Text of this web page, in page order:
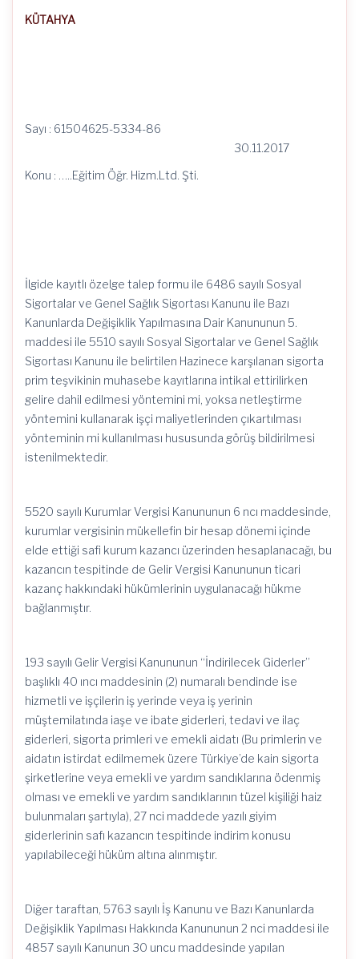
KÜTAHYA
Sayı : 61504625-5334-86
30.11.2017
Konu : …..Eğitim Öğr. Hizm.Ltd. Şti.
İlgide kayıtlı özelge talep formu ile 6486 sayılı Sosyal
Sigortalar ve Genel Sağlık Sigortası Kanunu ile Bazı
Kanunlarda Değişiklik Yapılmasına Dair Kanununun 5.
maddesi ile 5510 sayılı Sosyal Sigortalar ve Genel Sağlık
Sigortası Kanunu ile belirtilen Hazinece karşılanan sigorta
prim teşvikinin muhasebe kayıtlarına intikal ettirilirken
gelire dahil edilmesi yöntemini mi, yoksa netleştirme
yöntemini kullanarak işçi maliyetlerinden çıkartılması
yönteminin mi kullanılması hususunda görüş bildirilmesi
istenilmektedir.
5520 sayılı Kurumlar Vergisi Kanununun 6 ncı maddesinde,
kurumlar vergisinin mükellefin bir hesap dönemi içinde
elde ettiği safi kurum kazancı üzerinden hesaplanacağı, bu
kazancın tespitinde de Gelir Vergisi Kanununun ticari
kazanç hakkındaki hükümlerinin uygulanacağı hükme
bağlanmıştır.
193 sayılı Gelir Vergisi Kanununun “İndirilecek Giderler”
başlıklı 40 ıncı maddesinin (2) numaralı bendinde ise
hizmetli ve işçilerin iş yerinde veya iş yerinin
müştemilatında iaşe ve ibate giderleri, tedavi ve ilaç
giderleri, sigorta primleri ve emekli aidatı (Bu primlerin ve
aidatın istirdat edilmemek üzere Türkiye’de kain sigorta
şirketlerine veya emekli ve yardım sandıklarına ödenmiş
olması ve emekli ve yardım sandıklarının tüzel kişiliği haiz
bulunmaları şartıyla), 27 nci maddede yazılı giyim
giderlerinin safı kazancın tespitinde indirim konusu
yapılabileceği hüküm altına alınmıştır.
Diğer taraftan, 5763 sayılı İş Kanunu ve Bazı Kanunlarda
Değişiklik Yapılması Hakkında Kanununun 2 nci maddesi ile
4857 sayılı Kanunun 30 uncu maddesinde yapılan